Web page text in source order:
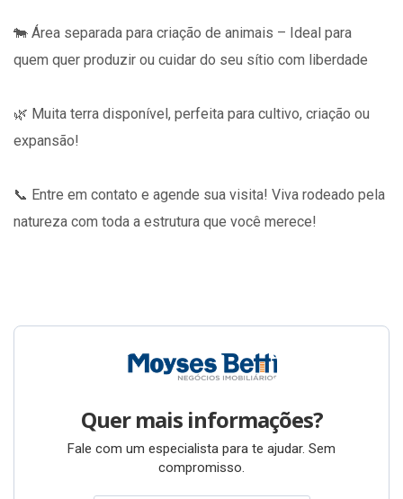
🐄 Área separada para criação de animais – Ideal para
quem quer produzir ou cuidar do seu sítio com liberdade
🌿 Muita terra disponível, perfeita para cultivo, criação ou
expansão!
📞 Entre em contato e agende sua visita! Viva rodeado pela
natureza com toda a estrutura que você merece!
Quer mais informações?
Fale com um especialista para te ajudar. Sem
compromisso.